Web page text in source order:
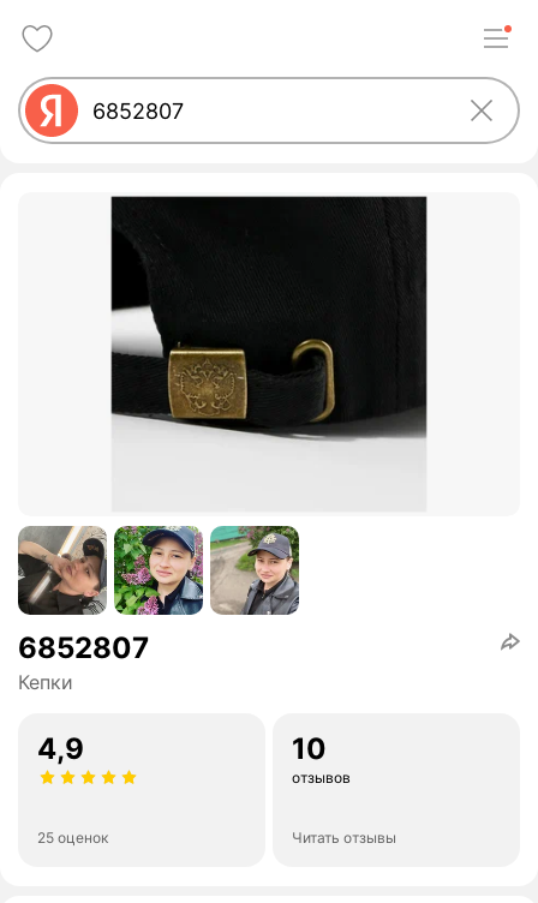
6852807
Кепки
4,9
25 оценок
10
отзывов
Читать отзывы